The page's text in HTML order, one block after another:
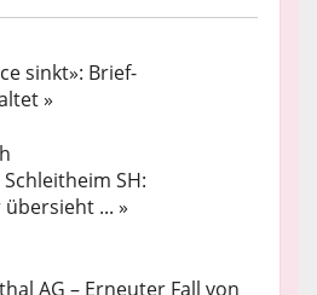
sinkt»: Brief-
»
SH:
... »
AG – Erneuter Fall von